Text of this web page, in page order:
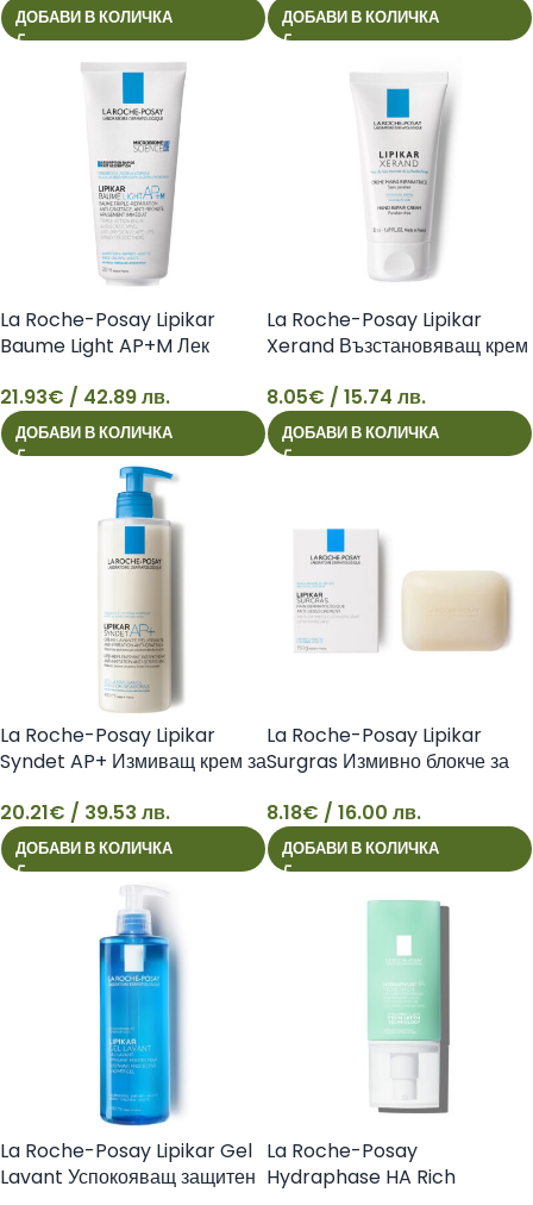
ДОБАВИ В КОЛИЧКА
сърбеж, еко опаковка, 200 мл
3337875763790
ДОБАВИ В КОЛИЧКА
21
La Roche-Posay Lipikar
Baume Light AP+M Лек
тяло за суха и атопична кожа
против сърбеж, 200 мл
3337875803847
21.93€ / 42.89 лв.
ДОБАВИ В КОЛИЧКА
8
La Roche-Posay Lipikar
Xerand Възстановяващ крем
кожа, 50 мл 3337872412684
8.05€ / 15.74 лв.
ДОБАВИ В КОЛИЧКА
20
La Roche-Posay Lipikar
Syndet AP+ Измиващ крем за
атопична кожа против
раздразнения и сърбеж, 400
мл 3337875537315
20.21€ / 39.53 лв.
ДОБАВИ В КОЛИЧКА
8
La Roche-Posay Lipikar
Surgras Измивно блокче за
чувствителна кожа против
сухота, 150 г 3433422404533
8.18€ / 16.00 лв.
ДОБАВИ В КОЛИЧКА
La Roche-Posay Lipikar Gel
Lavant Успокояващ защитен
La Roche-Posay
Hydraphase HA Rich